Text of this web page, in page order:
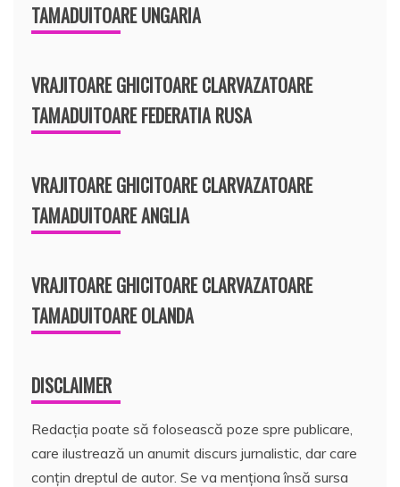
TAMADUITOARE UNGARIA
VRAJITOARE GHICITOARE CLARVAZATOARE
TAMADUITOARE FEDERATIA RUSA
VRAJITOARE GHICITOARE CLARVAZATOARE
TAMADUITOARE ANGLIA
VRAJITOARE GHICITOARE CLARVAZATOARE
TAMADUITOARE OLANDA
DISCLAIMER
Redacția poate să folosească poze spre publicare,
care ilustrează un anumit discurs jurnalistic, dar care
conțin dreptul de autor. Se va menționa însă sursa